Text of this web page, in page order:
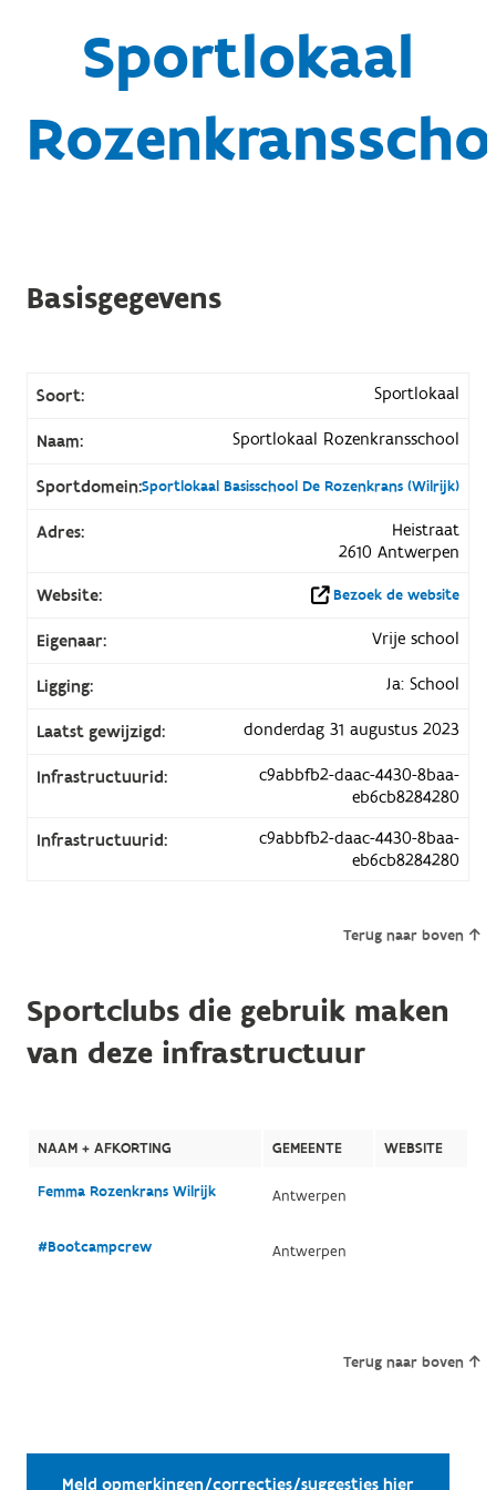
Sportlokaal
Basisgegevens
Soort: Sportlokaal
Naam: Sportlokaal Rozenkransschool
Sportdomein:Sportlokaal Basisschool De Rozenkrans (Wilrijk)
Adres:
Heistraat
2610 Antwerpen
Website:
Bezoek de website
Eigenaar: Vrije school
Ligging: Ja: School
Laatst gewijzigd: donderdag 31 augustus 2023
Infrastructuurid:
c9abbfb2-daac-4430-8baa-
eb6cb8284280
Infrastructuurid:
c9abbfb2-daac-4430-8baa-
eb6cb8284280
Terug naar boven
Sportclubs die gebruik maken
van deze infrastructuur
NAAM + AFKORTING GEMEENTE WEBSITE
Femma Rozenkrans Wilrijk Antwerpen
#Bootcampcrew Antwerpen
Terug naar boven
Meld opmerkingen/correcties/suggesties hier